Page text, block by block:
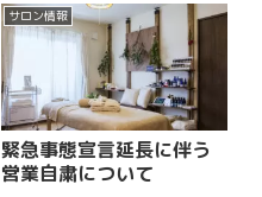
サロン情報
緊急事態宣言延長に伴う
営業自粛について